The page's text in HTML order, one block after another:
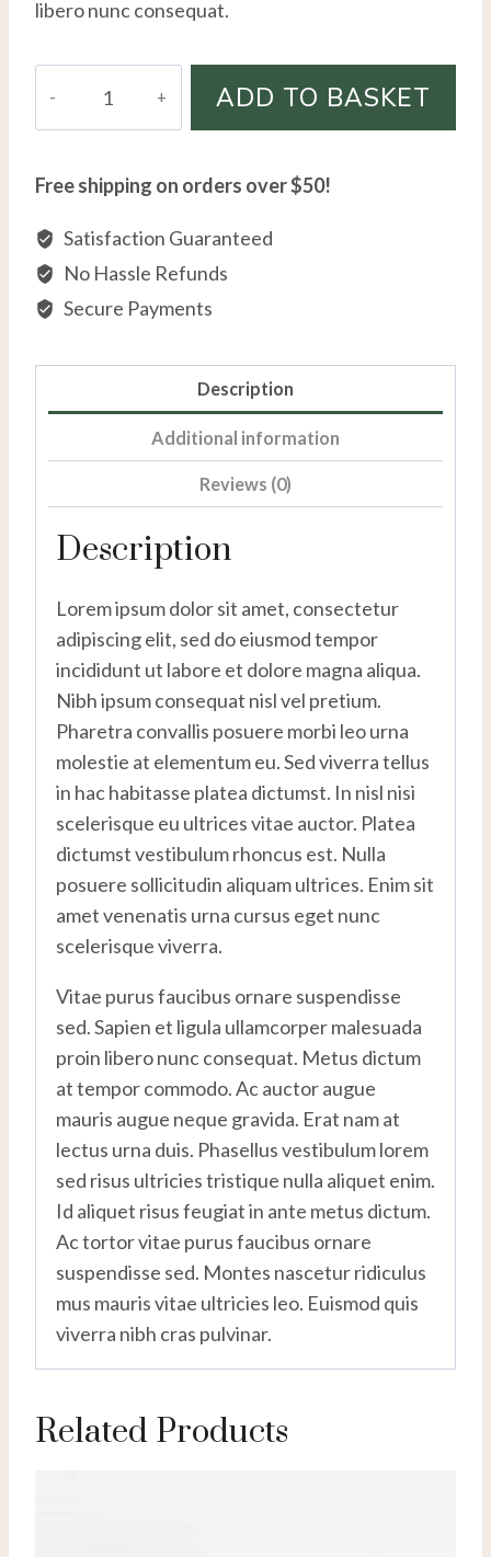
libero nunc consequat.
Semi-
Eternity
Band
quantity
ADD TO BASKET
Free shipping on orders over $50!
Satisfaction Guaranteed
No Hassle Refunds
Secure Payments
Description
Additional information
Reviews (0)
Description
Lorem ipsum dolor sit amet, consectetur
adipiscing elit, sed do eiusmod tempor
incididunt ut labore et dolore magna aliqua.
Nibh ipsum consequat nisl vel pretium.
Pharetra convallis posuere morbi leo urna
molestie at elementum eu. Sed viverra tellus
in hac habitasse platea dictumst. In nisl nisi
scelerisque eu ultrices vitae auctor. Platea
dictumst vestibulum rhoncus est. Nulla
posuere sollicitudin aliquam ultrices. Enim sit
amet venenatis urna cursus eget nunc
scelerisque viverra.
Vitae purus faucibus ornare suspendisse
sed. Sapien et ligula ullamcorper malesuada
proin libero nunc consequat. Metus dictum
at tempor commodo. Ac auctor augue
mauris augue neque gravida. Erat nam at
lectus urna duis. Phasellus vestibulum lorem
sed risus ultricies tristique nulla aliquet enim.
Id aliquet risus feugiat in ante metus dictum.
Ac tortor vitae purus faucibus ornare
suspendisse sed. Montes nascetur ridiculus
mus mauris vitae ultricies leo. Euismod quis
viverra nibh cras pulvinar.
Related Products